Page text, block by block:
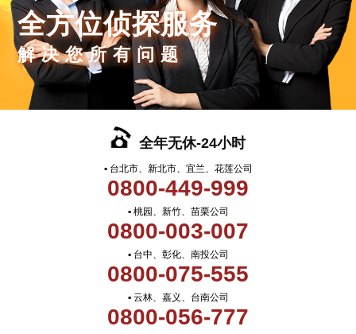
全方位侦探服务
解决您所有问题
全年无休-24小时
▪ 台北市、新北市、宜兰、花莲公司
0800-449-999
▪ 桃园、新竹、苗栗公司
0800-003-007
▪ 台中、彰化、南投公司
0800-075-555
▪ 云林、嘉义、台南公司
0800-056-777